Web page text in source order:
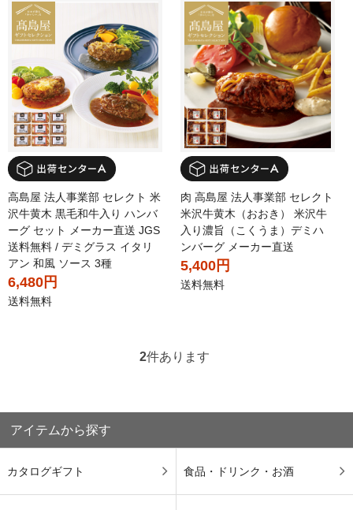
高島屋 法人事業部 セレクト 米
沢牛黄木 黒毛和牛入り ハンバ
ーグ セット メーカー直送 JGS
送料無料 / デミグラス イタリ
アン 和風 ソース 3種
6,480円
送料無料
肉 高島屋 法人事業部 セレクト
米沢牛黄木（おおき） 米沢牛
入り濃旨（こくうま）デミハ
ンバーグ メーカー直送
5,400円
送料無料
2件あります
アイテムから探す
カタログギフト 食品・ドリンク・お酒